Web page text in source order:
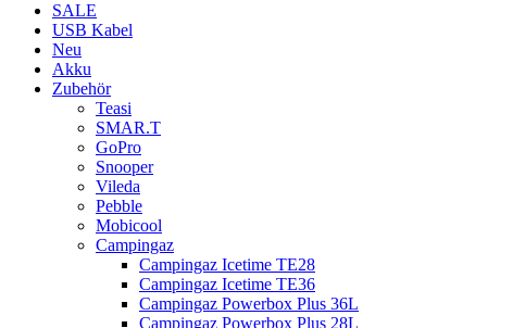
SALE
USB Kabel
Neu
Akku
Zubehör
Teasi
SMAR.T
GoPro
Snooper
Vileda
Pebble
Mobicool
Campingaz
Campingaz Icetime TE28
Campingaz Icetime TE36
Campingaz Powerbox Plus 36L
Campingaz Powerbox Plus 28L